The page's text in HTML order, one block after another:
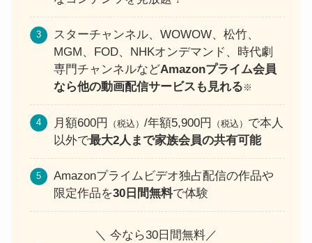
スターチャンネル、WOWOW、松竹、
MGM、FOD、NHKオンデマンド、時代劇
専門チャンネルなどAmazonプライム会員
なら他の動画配信サービスも見れる ※
月額600円 （税込）/年額5,900円 （税込） で本人
以外で最大2人まで家族会員の共有可能
Amazonプライムビデオ独占配信の作品や
限定作品を30日間無料で体験
＼ 今なら30日間無料／